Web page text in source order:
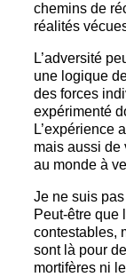
chemins de
réalités
L’adversité
une logique
des forces
expérimenté
L’expérience
mais aussi de
au monde à
Je ne suis
Peut-être que
contestables,
sont là pour
mortifères ni